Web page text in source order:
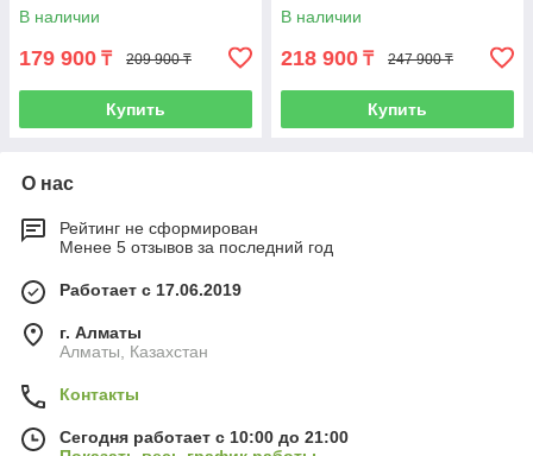
В наличии
179 900 ₸ 209 900 ₸
Купить
В наличии
218 900 ₸ 247 900 ₸
Купить
О нас
Рейтинг не сформирован
Менее 5 отзывов за последний год
Работает с 17.06.2019
г. Алматы
Алматы, Казахстан
Контакты
Сегодня работает с 10:00 до 21:00